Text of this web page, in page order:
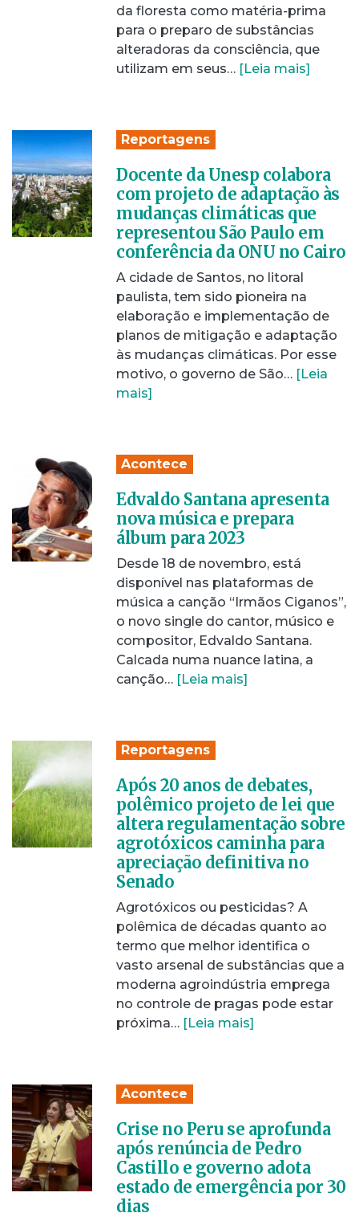
da floresta como matéria-prima
para o preparo de substâncias
alteradoras da consciência, que
utilizam em seus… [Leia mais]
Reportagens
Docente da Unesp colabora
com projeto de adaptação às
mudanças climáticas que
representou São Paulo em
conferência da ONU no Cairo
A cidade de Santos, no litoral
paulista, tem sido pioneira na
elaboração e implementação de
planos de mitigação e adaptação
às mudanças climáticas. Por esse
motivo, o governo de São… [Leia
mais]
Acontece
Edvaldo Santana apresenta
nova música e prepara
álbum para 2023
Desde 18 de novembro, está
disponível nas plataformas de
música a canção “Irmãos Ciganos”,
o novo single do cantor, músico e
compositor, Edvaldo Santana.
Calcada numa nuance latina, a
canção… [Leia mais]
Reportagens
Após 20 anos de debates,
polêmico projeto de lei que
altera regulamentação sobre
agrotóxicos caminha para
apreciação definitiva no
Senado
Agrotóxicos ou pesticidas? A
polêmica de décadas quanto ao
termo que melhor identifica o
vasto arsenal de substâncias que a
moderna agroindústria emprega
no controle de pragas pode estar
próxima… [Leia mais]
Acontece
Crise no Peru se aprofunda
após renúncia de Pedro
Castillo e governo adota
estado de emergência por 30
dias